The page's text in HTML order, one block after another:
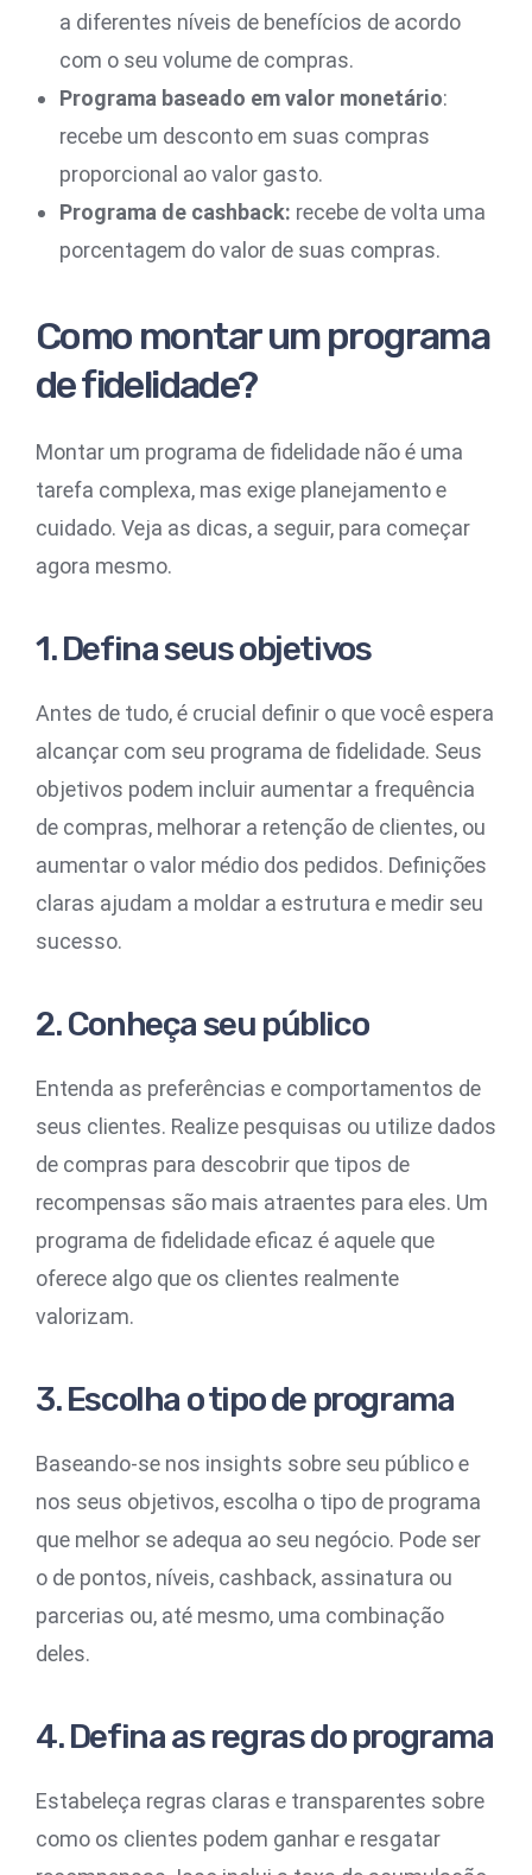
a diferentes níveis de benefícios de acordo
com o seu volume de compras.
Programa baseado em valor monetário:
recebe um desconto em suas compras
proporcional ao valor gasto.
Programa de cashback: recebe de volta uma
porcentagem do valor de suas compras.
Como montar um programa
de fidelidade?
Montar um programa de fidelidade não é uma
tarefa complexa, mas exige planejamento e
cuidado. Veja as dicas, a seguir, para começar
agora mesmo.
1. Defina seus objetivos
Antes de tudo, é crucial definir o que você espera
alcançar com seu programa de fidelidade. Seus
objetivos podem incluir aumentar a frequência
de compras, melhorar a retenção de clientes, ou
aumentar o valor médio dos pedidos. Definições
claras ajudam a moldar a estrutura e medir seu
sucesso.
2. Conheça seu público
Entenda as preferências e comportamentos de
seus clientes. Realize pesquisas ou utilize dados
de compras para descobrir que tipos de
recompensas são mais atraentes para eles. Um
programa de fidelidade eficaz é aquele que
oferece algo que os clientes realmente
valorizam.
3. Escolha o tipo de programa
Baseando-se nos insights sobre seu público e
nos seus objetivos, escolha o tipo de programa
que melhor se adequa ao seu negócio. Pode ser
o de pontos, níveis, cashback, assinatura ou
parcerias ou, até mesmo, uma combinação
deles.
4. Defina as regras do programa
Estabeleça regras claras e transparentes sobre
como os clientes podem ganhar e resgatar